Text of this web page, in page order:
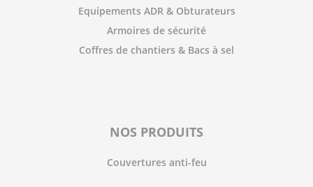
Equipements ADR & Obturateurs
Armoires de sécurité
Coffres de chantiers & Bacs à sel
NOS PRODUITS
Couvertures anti-feu